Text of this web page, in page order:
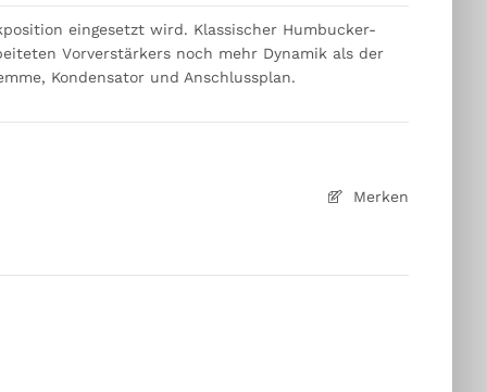
Merken
eingesetzt wird. Klassischer Humbucker-
Vorverstärkers noch mehr Dynamik als der
Kondensator und Anschlussplan.